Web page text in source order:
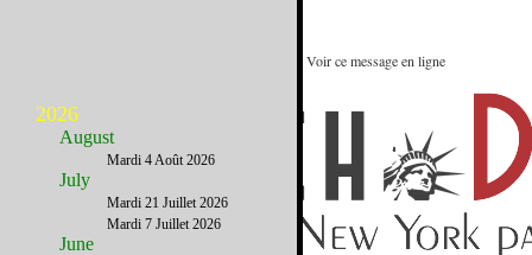
Les restaurants Pop-up de New York : Voir ce message en ligne
2026
August
Mardi 4 Août 2026
July
Mardi 21 Juillet 2026
Mardi 7 Juillet 2026
June